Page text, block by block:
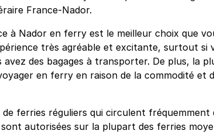
France-Nador.
à Nador en ferry est le meilleur choix que
très agréable et excitante, surtout si
avez des bagages à transporter. De plus, la
en ferry en raison de la commodité et
ferries réguliers qui circulent fréquemment
autorisées sur la plupart des ferries